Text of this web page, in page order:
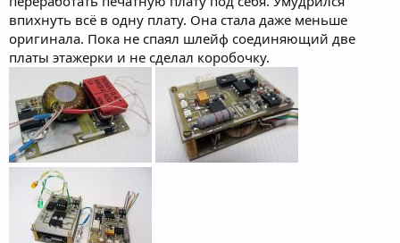
впихнуть всё в одну плату. Она стала даже меньше
оригинала. Пока не спаял шлейф соединяющий две
платы этажерки и не сделал коробочку.